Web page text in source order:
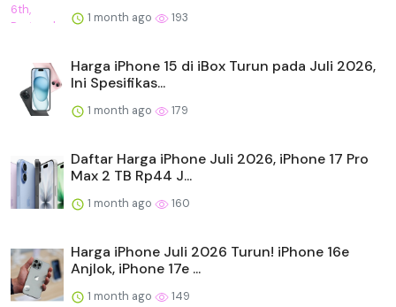
1 month ago 193
Harga iPhone 15 di iBox Turun pada Juli 2026,
Ini Spesifikas...
1 month ago 179
Daftar Harga iPhone Juli 2026, iPhone 17 Pro
Max 2 TB Rp44 J...
1 month ago 160
Harga iPhone Juli 2026 Turun! iPhone 16e
Anjlok, iPhone 17e ...
1 month ago 149